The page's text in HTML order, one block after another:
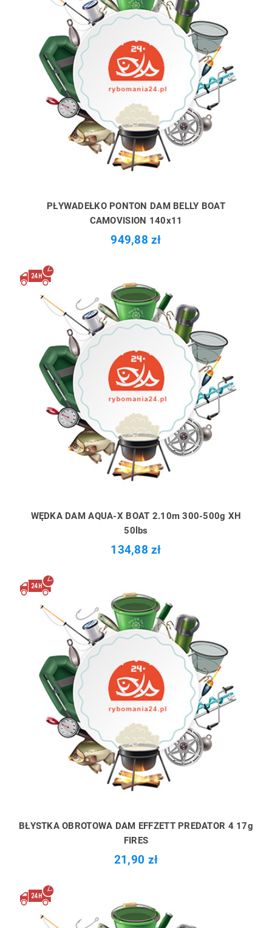
PŁYWADEŁKO PONTON DAM BELLY BOAT
CAMOVISION 140x11
949,88 zł
WĘDKA DAM AQUA-X BOAT 2.10m 300-500g XH
50lbs
134,88 zł
BŁYSTKA OBROTOWA DAM EFFZETT PREDATOR 4 17g
FIRES
21,90 zł